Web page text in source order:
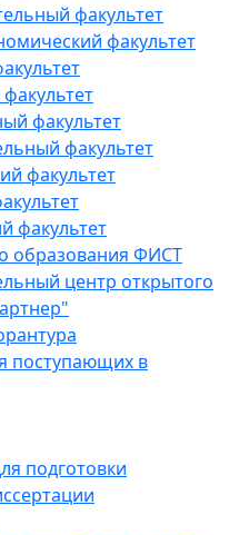
факультет
факультет
факультет
факультет
факультет
факультет
образования ФИСТ
центр открытого
поступающих в
подготовки